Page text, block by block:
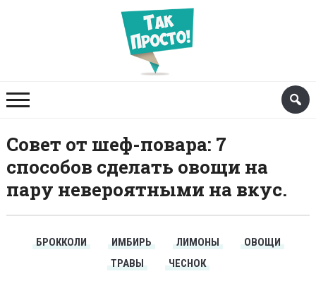
Совет от шеф-повара: 7
cпособов сделать овощи на
пару невероятными на вкус.
БРОККОЛИ ИМБИРЬ ЛИМОНЫ
ОВОЩИ
ТРАВЫ
ЧЕСНОК